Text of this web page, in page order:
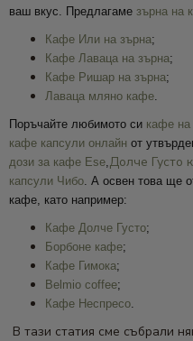
ваш вкус. Предлагаме зърна на
Кафе Или на зърна;
Кафе Лаваца на зърна;
Кафе Ришар на зърна;
Лаваца мляно кафе.
Поръчайте любимото си кафе на
кафе капсули онлайн от
дози за кафе Ese,Долче Густо
капсули Чибо. А освен това ще
кафе, като например:
Кафе Долче Густо;
Борбоне кафе;
Кафе Гимока;
Belmio coffee;
Кафе Неспресо.
В тази статия сме събрали